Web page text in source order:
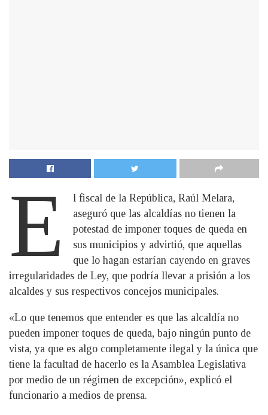
E
l fiscal de la República, Raúl Melara,
aseguró que las alcaldías no tienen la
potestad de imponer toques de queda en
sus municipios y advirtió, que aquellas
que lo hagan estarían cayendo en graves
irregularidades de Ley, que podría llevar a prisión a los
alcaldes y sus respectivos concejos municipales.
«Lo que tenemos que entender es que las alcaldía no
pueden imponer toques de queda, bajo ningún punto de
vista, ya que es algo completamente ilegal y la única que
tiene la facultad de hacerlo es la Asamblea Legislativa
por medio de un régimen de excepción», explicó el
funcionario a medios de prensa.